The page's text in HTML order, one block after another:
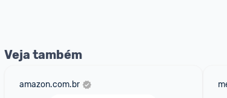
Veja também
amazon.com.br